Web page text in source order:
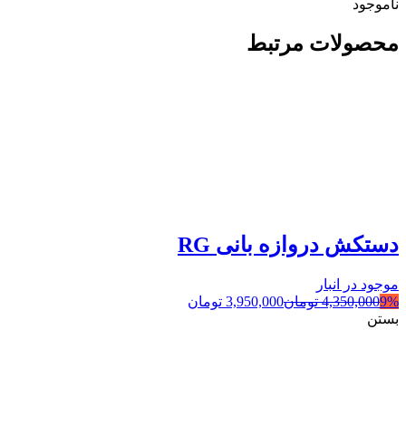
ناموجود
محصولات مرتبط
دستکش دروازه بانی RG
موجود در انبار
9%
4,350,000 تومان3,950,000 تومان
بستن